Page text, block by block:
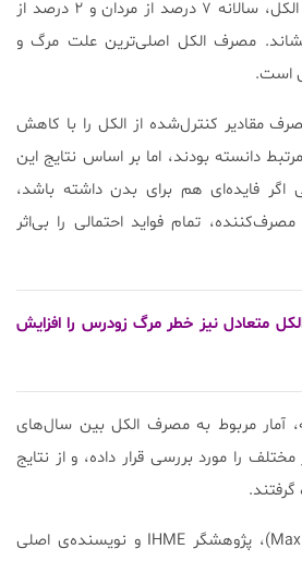
مشکلات سلامت مرتبط با الکل، سالانه ۷ درصد از مردان و ۲ درصد از
مصرف الکل اصلی‌ترین علت مرگ و
مقادیر کنترل‌شده از الکل را با کاهش
دانسته بودند، اما بر اساس نتایج این
اگر فایده‌ای هم برای بدن داشته باشد،
تمام فواید احتمالی را بی‌اثر
متعادل نیز خطر مرگ زودرس را افزایش
آمار مربوط به مصرف الکل بین سال‌های
در ۱۹۵ کشور مختلف را مورد بررسی قرار داده، و از نتایج
مکس گریزولد (Max Griswold)، پژوهشگر IHME و نویسنده‌ی اصلی